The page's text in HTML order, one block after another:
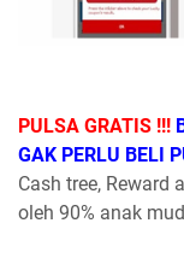
PULSA GRATIS !!!
GAK PERLU BELI
Cash tree,
oleh 90% anak